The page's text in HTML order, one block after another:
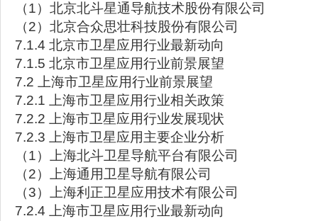
（1）北京北斗星通导航技术股份有限公司
（2）北京合众思壮科技股份有限公司
7.1.4 北京市卫星应用行业最新动向
7.1.5 北京市卫星应用行业前景展望
7.2 上海市卫星应用行业前景展望
7.2.1 上海市卫星应用行业相关政策
7.2.2 上海市卫星应用行业发展现状
7.2.3 上海市卫星应用主要企业分析
（1）上海北斗卫星导航平台有限公司
（2）上海通用卫星导航有限公司
（3）上海利正卫星应用技术有限公司
7.2.4 上海市卫星应用行业最新动向